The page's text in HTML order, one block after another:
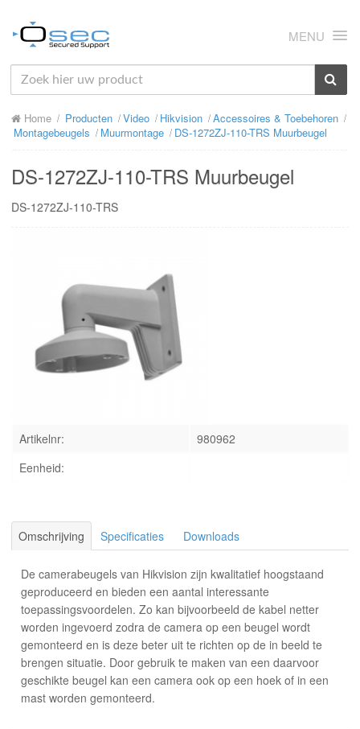
MENU
HOME
OVER ONS
MIJN OSEC
CONTACT
INLOGGEN
Home Producten Video Hikvision
Accessoires & Toebehoren
Montagebeugels
Muurmontage DS-1272ZJ-110-TRS Muurbeugel
DS-1272ZJ-110-TRS Muurbeugel
DS-1272ZJ-110-TRS
Artikelnr:
980962
Eenheid:
Omschrijving Specificaties Downloads
De camerabeugels van Hikvision zijn kwalitatief hoogstaand
geproduceerd en bieden een aantal interessante
toepassingsvoordelen. Zo kan bijvoorbeeld de kabel netter
worden ingevoerd zodra de camera op een beugel wordt
gemonteerd en is deze beter uit te richten op de in beeld te
brengen situatie. Door gebruik te maken van een daarvoor
geschikte beugel kan een camera ook op een hoek of in een
mast worden gemonteerd.